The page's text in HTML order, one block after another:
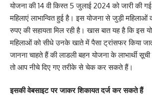
योजना की 14 वी किस्त 5 जुलाई 2024 को जारी की
महिलाएं लाभान्वित हुई है। इस योजना से जुड़ी
रुपए की सहायता मिल रही है। खास बात यह है कि इस
महिलाओं को सीधे उनके खाते में पैसा ट्रांसफर किया
जानना चाहते हैं की लाडली बहन योजना के लाभार्थी
तो आप नीचे दिए गए तरीके से चेक कर सकते हैं।
इसकी वेबसाइट पर जाकर शिकायत दर्ज कर सकते हैं